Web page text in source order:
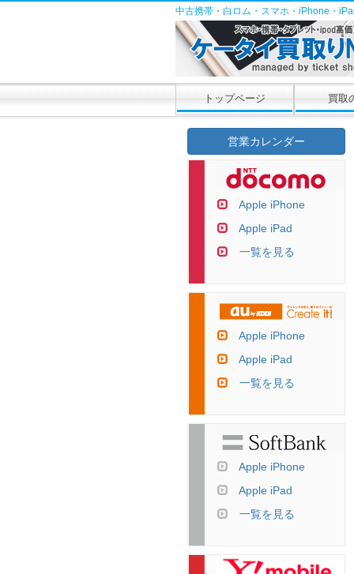
中古携帯・白ロム・スマホ・iPhone・
トップページ 買取
営業カレンダー
Apple iPhone
Apple iPad
一覧を見る
Apple iPhone
Apple iPad
一覧を見る
Apple iPhone
Apple iPad
一覧を見る